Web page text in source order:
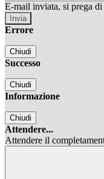
E-mail inviata, si prega
Errore
Chiudi
Successo
Chiudi
Informazione
Chiudi
Attendere...
Attendere il